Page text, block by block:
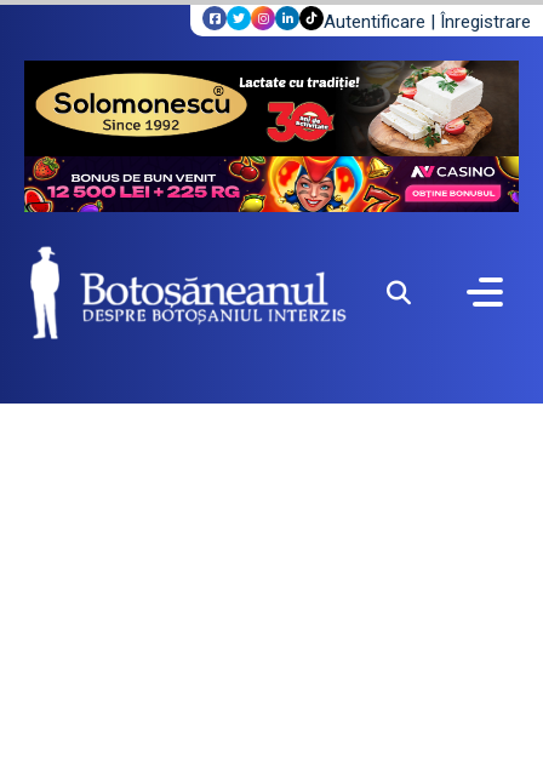
Autentificare | Înregistrare